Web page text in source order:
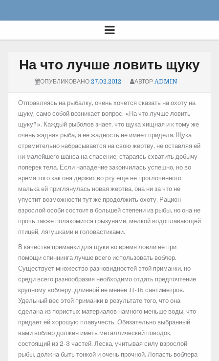
На что лучше ловить щуку
ОПУБЛИКОВАНО 27.02.2012 АВТОР ADMIN
Отправляясь на рыбалку, очень хочется сказать на охоту на
щуку, само собой возникает вопрос: «На что лучше ловить
щуку?». Каждый рыболов знает, что щука хищная и к тому же
очень жадная рыба, а ее жадность не имеет придела. Щука
стремительно набрасывается на свою жертву, не оставляя ей
ни малейшего шанса на спасение, стараясь схватить добычу
поперек тела. Если нападение закончилась успешно, но во
время того как она держит во рту еще не проглоченного
малька ей приглянулась новая жертва, она ни за что не
упустит возможности тут же продолжить охоту. Рацион
взрослой особи состоит в большей степени из рыбы, но она не
прочь также полакомится грызунами, мелкой водоплавающей
птицей, лягушками и головастиками.
В качестве приманки для щуки во время ловли ее при
помощи спиннинга лучше всего использовать воблер.
Существует множество разновидностей этой приманки, но
среди всего разнообразия необходимо отдать предпочтение
крупному воблеру, длинной не менее 11-15 сантиметров.
Удельный вес этой приманки в результате того, что она
сделана из пористых материалов намного меньше воды, что
придает ей хорошую плавучесть. Обязательно выбранный
вами воблер должен иметь металлический поводок,
состоящий из 2-3 частей. Леска, учитывая силу взрослой
рыбы, должна быть тонкой и очень прочной. Лопасть воблера